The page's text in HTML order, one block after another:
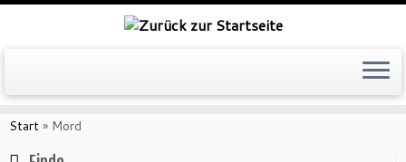
Zum
Inhalt
Start » Mord